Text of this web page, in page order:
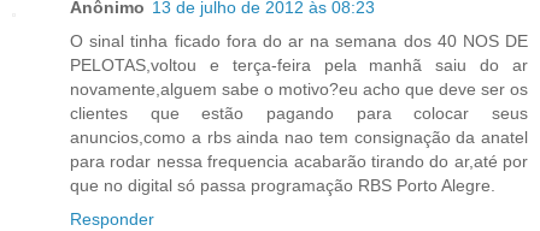
Anônimo 13 de julho de 2012 às 08:23
O sinal tinha ficado fora do ar na semana dos 40 NOS DE
PELOTAS,voltou e terça-feira pela manhã saiu do ar
novamente,alguem sabe o motivo?eu acho que deve ser os
clientes que estão pagando para colocar seus
anuncios,como a rbs ainda nao tem consignação da anatel
para rodar nessa frequencia acabarão tirando do ar,até por
que no digital só passa programação RBS Porto Alegre.
Responder